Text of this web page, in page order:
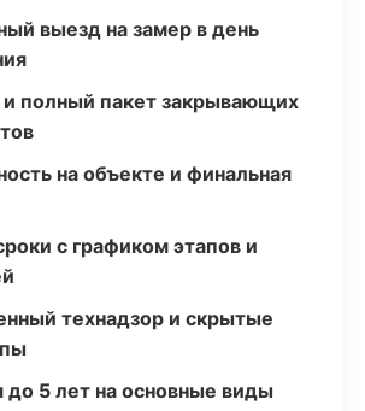
выезд на замер в день
полный пакет закрывающих
на объекте и финальная
с графиком этапов и
технадзор и скрытые
до 5 лет на основные виды